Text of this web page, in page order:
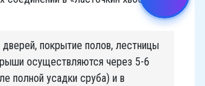
покрытие полов, лестницы
осуществляются через 5-6
полной усадки сруба) и в